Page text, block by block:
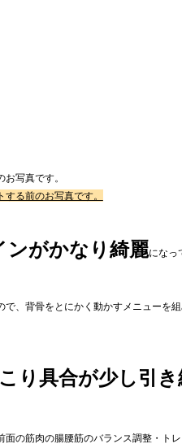
写真です。
る前のお写真です。
ンがかなり綺麗になっ
で、背骨をとにかく動かすメニューを
り具合が少し引
面の筋肉の腸腰筋のバランス調整・ト